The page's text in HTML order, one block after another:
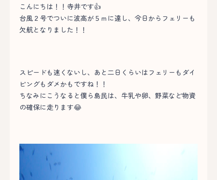
こんにちは！！寺井です👍
台風２号でついに波高が５ｍに達し、今日からフェリーも
欠航となりました！！
スピードも速くないし、あと二日くらいはフェリーもダイ
ビングもダメかもですね！！
ちなみにこうなると僕ら島民は、牛乳や卵、野菜など物資
の確保に走ります😂